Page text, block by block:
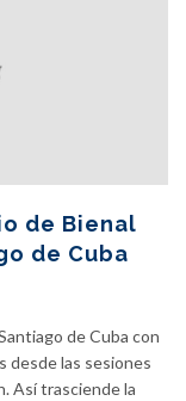
de Bienal
de Cuba
de Cuba con
desde las sesiones
Así trasciende la